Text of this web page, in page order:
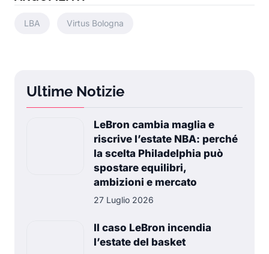
LBA Virtus Bologna
Ultime Notizie
LeBron cambia maglia e
riscrive l’estate NBA: perché
la scelta Philadelphia può
spostare equilibri,
ambizioni e mercato
27 Luglio 2026
Il caso LeBron incendia
l’estate del basket